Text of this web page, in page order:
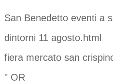
San Benedetto eventi a
dintorni 11 agosto.html
fiera mercato san
" OR